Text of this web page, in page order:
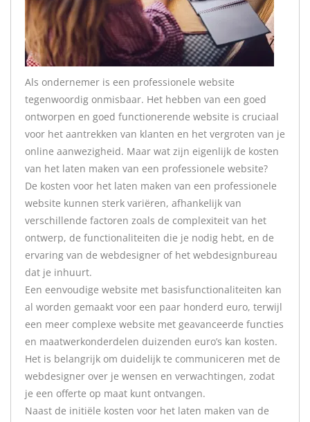
Als ondernemer is een professionele website
tegenwoordig onmisbaar. Het hebben van een goed
ontworpen en goed functionerende website is cruciaal
voor het aantrekken van klanten en het vergroten van je
online aanwezigheid. Maar wat zijn eigenlijk de kosten
van het laten maken van een professionele website?
De kosten voor het laten maken van een professionele
website kunnen sterk variëren, afhankelijk van
verschillende factoren zoals de complexiteit van het
ontwerp, de functionaliteiten die je nodig hebt, en de
ervaring van de webdesigner of het webdesignbureau
dat je inhuurt.
Een eenvoudige website met basisfunctionaliteiten kan
al worden gemaakt voor een paar honderd euro, terwijl
een meer complexe website met geavanceerde functies
en maatwerkonderdelen duizenden euro’s kan kosten.
Het is belangrijk om duidelijk te communiceren met de
webdesigner over je wensen en verwachtingen, zodat
je een offerte op maat kunt ontvangen.
Naast de initiële kosten voor het laten maken van de